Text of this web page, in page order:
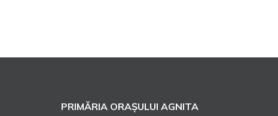
PRIMĂRIA ORAȘULUI AGNITA